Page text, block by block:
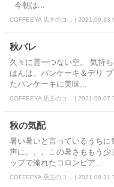
今朝は...
COFFEEYA 店主のコ... | 2021.09.13
秋バレ
久々に雲一つない空。 気
はんは、パンケーキ＆デリ
たパンケーキに美味...
COFFEEYA 店主のコ... | 2021.09.07
秋の気配
暑い暑いと言っているうちに
声に。。。この暑さももう
ップで淹れたコロンビア...
COFFEEYA 店主のコ... | 2021.08.31